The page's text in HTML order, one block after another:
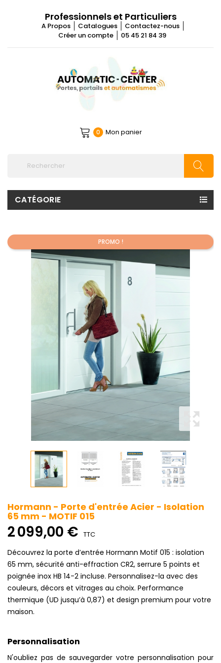
Professionnels et Particuliers
A Propos Catalogues
Contactez-nous
Créer un compte
05 45 21 84 39
0 Mon panier
CATÉGORIE
PROMO !
Promo !
Hormann - Porte d'entrée Acier - Isolation
65 mm - MOTIF 015
2 099,00 € TTC
Découvrez la porte d’entrée Hormann Motif 015 : isolation
65 mm, sécurité anti-effraction CR2, serrure 5 points et
poignée inox HB 14-2 incluse. Personnalisez-la avec des
couleurs, décors et vitrages au choix. Performance
thermique (UD jusqu’à 0,87) et design premium pour votre
maison.
Personnalisation
N'oubliez pas de sauvegarder votre personnalisation pour